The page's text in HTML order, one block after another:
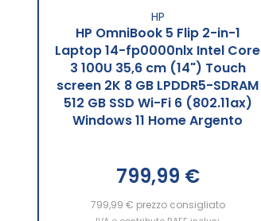
HP
HP OmniBook 5 Flip 2-in-1
Laptop 14-fp0000nlx Intel Core
3 100U 35,6 cm (14") Touch
screen 2K 8 GB LPDDR5-SDRAM
512 GB SSD Wi-Fi 6 (802.11ax)
Windows 11 Home Argento
799,99 €
799,99 € prezzo consigliato